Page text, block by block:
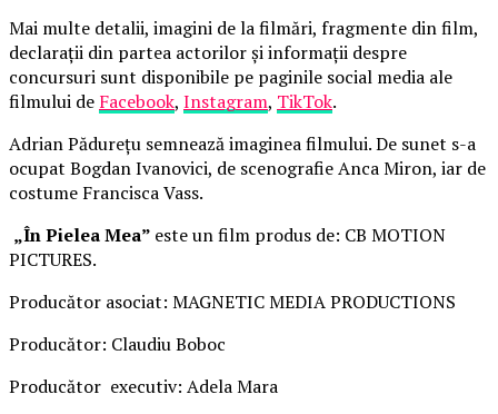
Mai multe detalii, imagini de la filmări, fragmente din film,
declarații din partea actorilor și informații despre
concursuri sunt disponibile pe paginile social media ale
filmului de Facebook, Instagram, TikTok.
Adrian Pădurețu semnează imaginea filmului. De sunet s-a
ocupat Bogdan Ivanovici, de scenografie Anca Miron, iar de
costume Francisca Vass.
„În Pielea Mea” este un film produs de: CB MOTION
PICTURES.
Producător asociat: MAGNETIC MEDIA PRODUCTIONS
Producător: Claudiu Boboc
Producător executiv: Adela Mara